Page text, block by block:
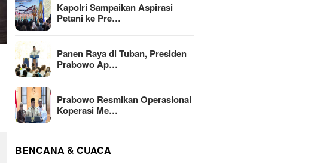
Kapolri Sampaikan Aspirasi
Petani ke Pre…
Panen Raya di Tuban, Presiden
Prabowo Ap…
Prabowo Resmikan Operasional
Koperasi Me…
BENCANA & CUACA